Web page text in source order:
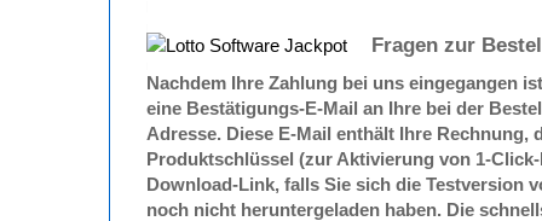
Fragen zur
Nachdem Ihre Zahlung bei uns eingegangen
eine Bestätigungs-E-Mail an Ihre bei der
Adresse. Diese E-Mail enthält Ihre Rechnung,
Produktschlüssel (zur Aktivierung von 1-
Download-Link, falls Sie sich die Testversion
noch nicht heruntergeladen haben. Die